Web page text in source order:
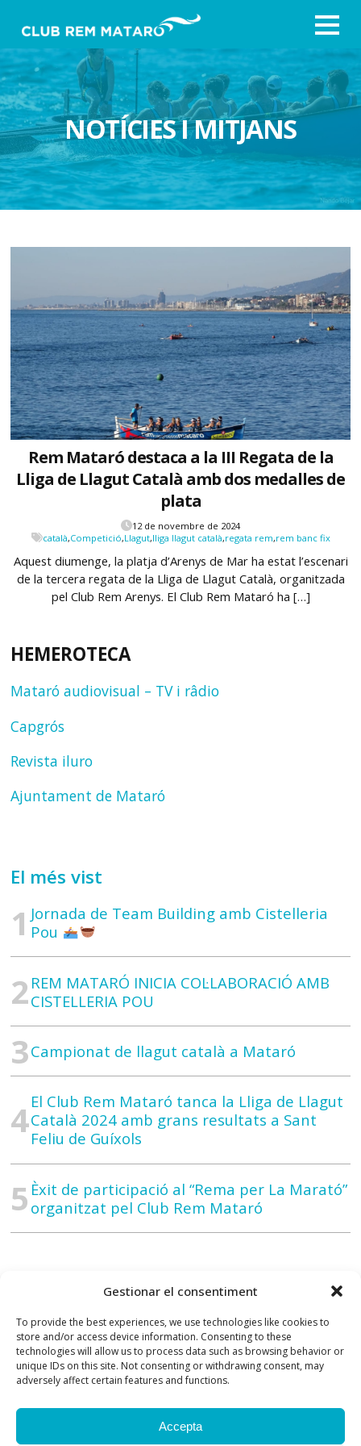
Gestionar el consentiment
To provide the best experiences, we use technologies like cookies to
store and/or access device information. Consenting to these
technologies will allow us to process data such as browsing behavior or
unique IDs on this site. Not consenting or withdrawing consent, may
adversely affect certain features and functions.
Accepta
NOTÍCIES I MITJANS
Rem Mataró destaca a la III Regata de la
Lliga de Llagut Català amb dos medalles de
plata
12 de novembre de 2024
català,Competició,Llagut,lliga llagut català,regata rem,rem banc fix
Aquest diumenge, la platja d’Arenys de Mar ha estat l’escenari
de la tercera regata de la Lliga de Llagut Català, organitzada
pel Club Rem Arenys. El Club Rem Mataró ha […]
HEMEROTECA
Mataró audiovisual – TV i râdio
Capgrós
Revista iluro
Ajuntament de Mataró
El més vist
Jornada de Team Building amb Cistelleria
Pou
REM MATARÓ INICIA COL·LABORACIÓ AMB
CISTELLERIA POU
Campionat de llagut català a Mataró
El Club Rem Mataró tanca la Lliga de Llagut
Català 2024 amb grans resultats a Sant
Feliu de Guíxols
Èxit de participació al “Rema per La Marató”
organitzat pel Club Rem Mataró
Contacte